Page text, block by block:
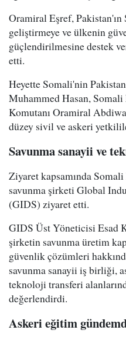
Oramiral Eşref,
geliştirmeye ve ülkenin
güçlendirilmesine destek
etti.
Heyette Somali'nin
Muhammed Hasan,
Komutanı Oramiral
düzey sivil ve askeri
Savunma sanayii ve
Ziyaret kapsamında
savunma şirketi Global
(GIDS) ziyaret etti.
GIDS Üst Yöneticisi Esad
şirketin savunma üretim
güvenlik çözümleri
savunma sanayii iş birliği,
teknoloji transferi
değerlendirdi.
Askeri eğitim